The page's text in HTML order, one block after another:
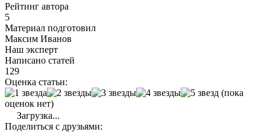
Рейтинг автора
5
Материал подготовил
Максим Иванов
Наш эксперт
Написано статей
129
Оценка статьи:
(пока
оценок нет)
Загрузка...
Поделиться с друзьями: